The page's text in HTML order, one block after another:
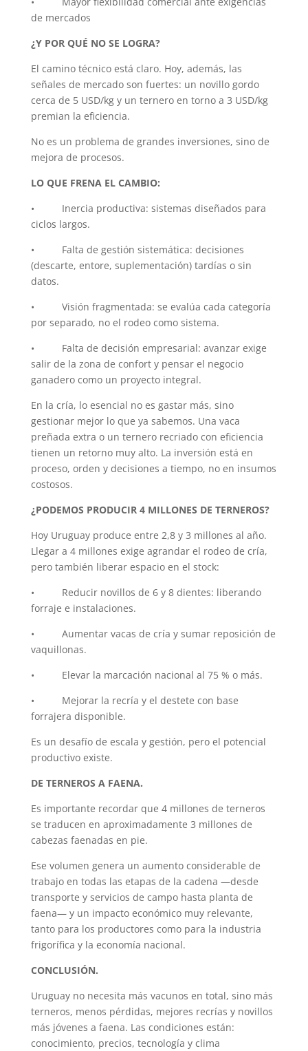
de mercados
¿Y POR QUÉ NO SE LOGRA?
El camino técnico está claro. Hoy, además, las
señales de mercado son fuertes: un novillo gordo
cerca de 5 USD/kg y un ternero en torno a 3 USD/kg
premian la eficiencia.
No es un problema de grandes inversiones, sino de
mejora de procesos.
LO QUE FRENA EL CAMBIO:
• Inercia productiva: sistemas diseñados para
ciclos largos.
• Falta de gestión sistemática: decisiones
(descarte, entore, suplementación) tardías o sin
datos.
• Visión fragmentada: se evalúa cada categoría
por separado, no el rodeo como sistema.
• Falta de decisión empresarial: avanzar exige
salir de la zona de confort y pensar el negocio
ganadero como un proyecto integral.
En la cría, lo esencial no es gastar más, sino
gestionar mejor lo que ya sabemos. Una vaca
preñada extra o un ternero recriado con eficiencia
tienen un retorno muy alto. La inversión está en
proceso, orden y decisiones a tiempo, no en insumos
costosos.
¿PODEMOS PRODUCIR 4 MILLONES DE TERNEROS?
Hoy Uruguay produce entre 2,8 y 3 millones al año.
Llegar a 4 millones exige agrandar el rodeo de cría,
pero también liberar espacio en el stock:
• Reducir novillos de 6 y 8 dientes: liberando
forraje e instalaciones.
• Aumentar vacas de cría y sumar reposición de
vaquillonas.
• Elevar la marcación nacional al 75 % o más.
• Mejorar la recría y el destete con base
forrajera disponible.
Es un desafío de escala y gestión, pero el potencial
productivo existe.
DE TERNEROS A FAENA.
Es importante recordar que 4 millones de terneros
se traducen en aproximadamente 3 millones de
cabezas faenadas en pie.
Ese volumen genera un aumento considerable de
trabajo en todas las etapas de la cadena —desde
transporte y servicios de campo hasta planta de
faena— y un impacto económico muy relevante,
tanto para los productores como para la industria
frigorífica y la economía nacional.
CONCLUSIÓN.
Uruguay no necesita más vacunos en total, sino más
terneros, menos pérdidas, mejores recrías y novillos
más jóvenes a faena. Las condiciones están:
conocimiento, precios, tecnología y clima